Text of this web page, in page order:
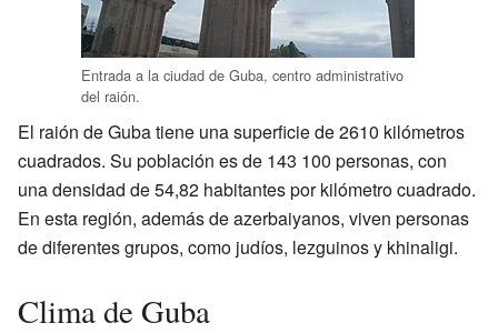
Entrada a la ciudad de Guba, centro administrativo
del raión.
El raión de Guba tiene una superficie de 2610 kilómetros
cuadrados. Su población es de 143 100 personas, con
una densidad de 54,82 habitantes por kilómetro cuadrado.
En esta región, además de azerbaiyanos, viven personas
de diferentes grupos, como judíos, lezguinos y khinaligi.
Clima de Guba